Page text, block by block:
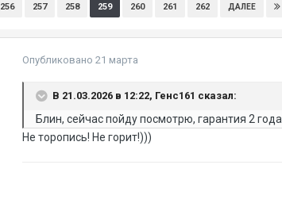
256 257 258 259 260 261 262 ДАЛЕЕ
Опубликовано 21 марта
В 21.03.2026 в 12:22, Генс161 сказал:
Блин, сейчас пойду посмотрю, гарантия 2 года.
Не торопись! Не горит!)))